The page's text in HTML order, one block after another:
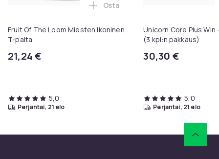
Fruit Of The Loom Miesten Ikoninen
T-paita
21,24 €
Lisää Fruit Of The Loom
Osta
5,0
perjantai, 21 elo
Unicorn Core Plus
(3 kpl:n pakkaus)
30,30 €
5,0
perjantai, 21 elo